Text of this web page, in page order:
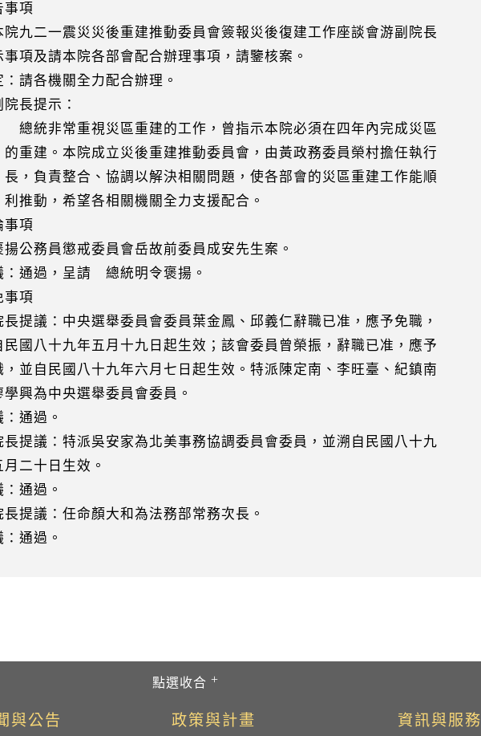
項
院九二一震災災後重建推動委員會簽報災後復建工作座談會游副院長
項及請本院各部會配合辦理事項，請鑒核案。
請各機關全力配合辦理。
提示：
常重視災區重建的工作，曾指示本院必須在四年內完成災區
。本院成立災後重建推動委員會，由黃政務委員榮村擔任執行
責整合、協調以解決相關問題，使各部會的災區重建工作能順
，希望各相關機關全力支援配合。
項
揚公務員懲戒委員會岳故前委員成安先生案。
通過，呈請 總統明令褒揚。
項
長提議：中央選舉委員會委員葉金鳳、邱義仁辭職已准，應予免職，
國八十九年五月十九日起生效；該會委員曾榮振，辭職已准，應予
並自民國八十九年六月七日起生效。特派陳定南、李旺臺、紀鎮南
興為中央選舉委員會委員。
通過。
長提議：特派吳安家為北美事務協調委員會委員，並溯自民國八十九
二十日生效。
通過。
長提議：任命顏大和為法務部常務次長。
通過。
與公告 政策與計畫 資訊與服務